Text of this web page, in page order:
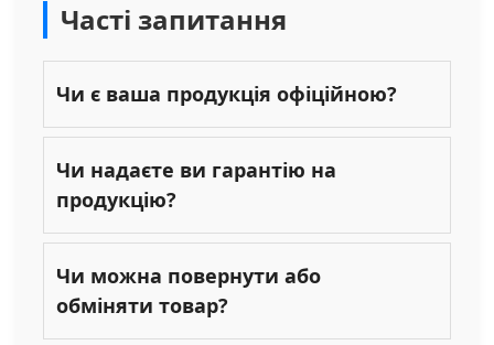
Часті запитання
Чи є ваша продукція офіційною?
Чи надаєте ви гарантію на
продукцію?
Чи можна повернути або
обміняти товар?